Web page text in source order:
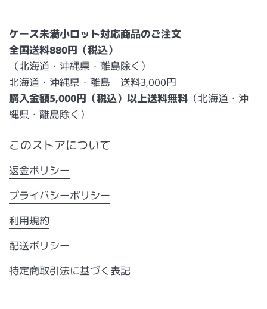
ケース未満小ロット対応商品のご注文
全国送料880円（税込）
（北海道・沖縄県・離島除く）
北海道・沖縄県・離島 送料3,000円
購入金額5,000円（税込）以上送料無料 （北海道・沖
縄県・離島除く）
このストアについて
返金ポリシー
プライバシーポリシー
利用規約
配送ポリシー
特定商取引法に基づく表記